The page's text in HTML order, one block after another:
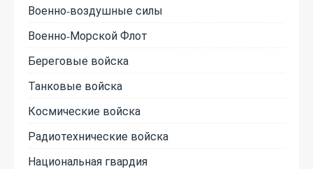
Военно-воздушные силы
Военно-Морской Флот
Береговые войска
Танковые войска
Космические войска
Радиотехнические войска
Национальная гвардия